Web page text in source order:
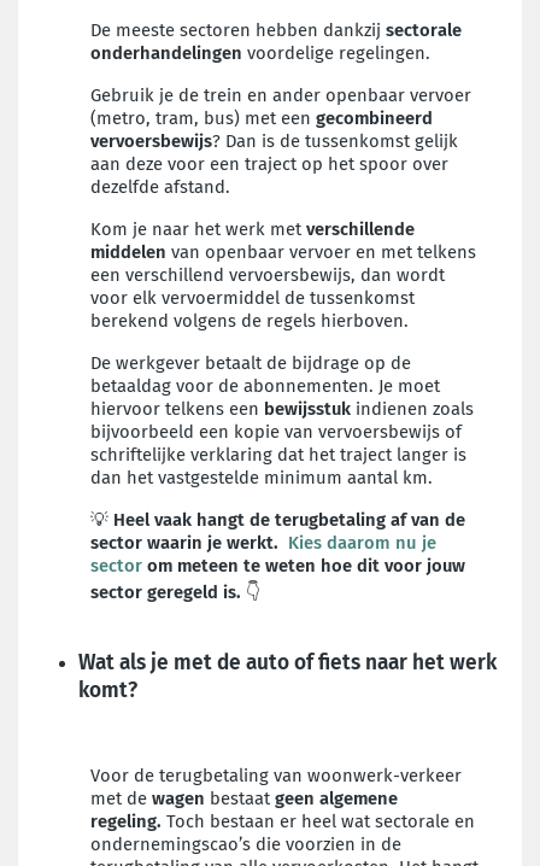
De meeste sectoren hebben dankzij sectorale
onderhandelingen voordelige regelingen.
Gebruik je de trein en ander openbaar vervoer
(metro, tram, bus) met een gecombineerd
vervoersbewijs? Dan is de tussenkomst gelijk
aan deze voor een traject op het spoor over
dezelfde afstand.
Kom je naar het werk met verschillende
middelen van openbaar vervoer en met telkens
een verschillend vervoersbewijs, dan wordt
voor elk vervoermiddel de tussenkomst
berekend volgens de regels hierboven.
De werkgever betaalt de bijdrage op de
betaaldag voor de abonnementen. Je moet
hiervoor telkens een bewijsstuk indienen zoals
bijvoorbeeld een kopie van vervoersbewijs of
schriftelijke verklaring dat het traject langer is
dan het vastgestelde minimum aantal km.
💡 Heel vaak hangt de terugbetaling af van de
sector waarin je werkt. Kies daarom nu je
sector om meteen te weten hoe dit voor jouw
sector geregeld is. 👇
Wat als je met de auto of fiets naar het werk
komt?
Voor de terugbetaling van woonwerk-verkeer
met de wagen bestaat geen algemene
regeling. Toch bestaan er heel wat sectorale en
ondernemingscao’s die voorzien in de